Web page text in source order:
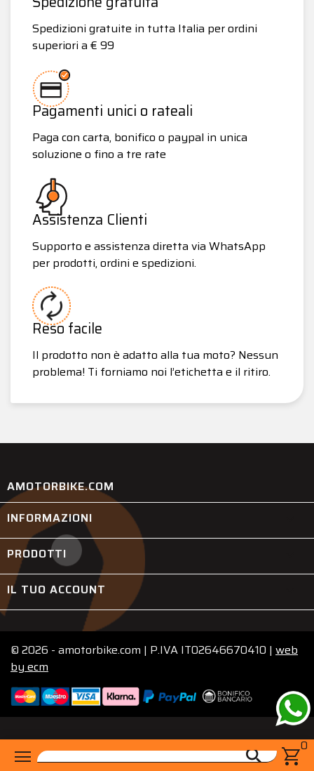
menu search shopping_cart0
Spedizioni gratuite in tutta Italia per ordini
superiori a € 99
Pagamenti unici o rateali
Paga con carta, bonifico o paypal in unica
soluzione o fino a tre rate
Assistenza Clienti
Supporto e assistenza diretta via WhatsApp
per prodotti, ordini e spedizioni.
Reso facile
Il prodotto non è adatto alla tua moto? Nessun
problema! Ti forniamo noi l’etichetta e il ritiro.
AMOTORBIKE.COM
INFORMAZIONI
PRODOTTI
IL TUO ACCOUNT
© 2026 - amotorbike.com | P.IVA IT02646670410 | web
byecm